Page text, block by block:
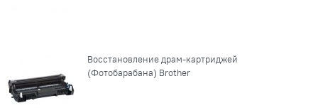
Восстановление драм-картриджей
(Фотобарабана) Brother